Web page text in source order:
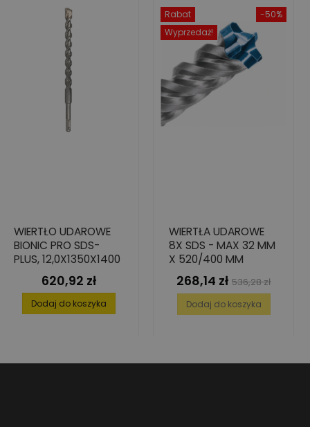
WIERTŁO UDAROWE
BIONIC PRO SDS-
PLUS, 12,0X1350X1400
Cena
620,92 zł
Dodaj do koszyka
-50%
Rabat
Wyprzedaż!
WIERTŁA UDAROWE
8X SDS - MAX 32 MM
X 520/400 MM
Cena
268,14 zł Cena
podstawowa
536,28 zł
Dodaj do koszyka